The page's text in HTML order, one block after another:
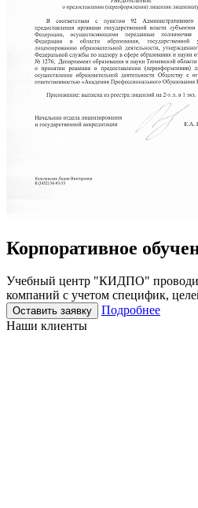
Корпоративное
Учебный центр "КИДПО" проводит
компаний с учетом специфик,
Оставить заявку
Подробнее
Наши клиенты